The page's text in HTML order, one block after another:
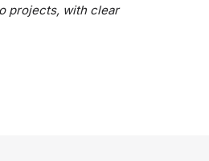
projects, with clear